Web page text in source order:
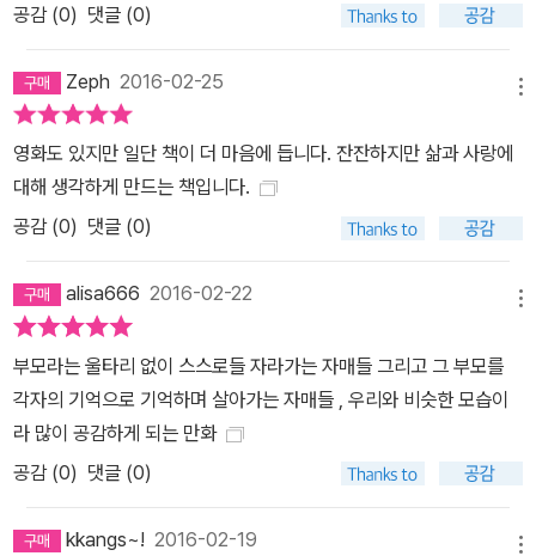
공감 (0) 댓글 (0)
Zeph 2016-02-25
영화도 있지만 일단 책이 더 마음에 듭니다. 잔잔하지만 삶과 사랑에
대해 생각하게 만드는 책입니다.
공감 (0) 댓글 (0)
alisa666 2016-02-22
부모라는 울타리 없이 스스로들 자라가는 자매들 그리고 그 부모를
각자의 기억으로 기억하며 살아가는 자매들 , 우리와 비슷한 모습이
라 많이 공감하게 되는 만화
공감 (0) 댓글 (0)
kkangs~! 2016-02-19